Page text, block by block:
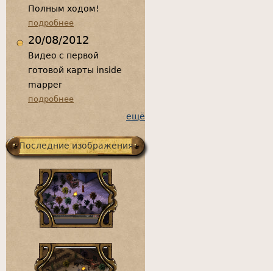
Полным ходом!
подробнее
20/08/2012
Видео с первой
готовой карты inside
mapper
подробнее
ещё
Последние изображения